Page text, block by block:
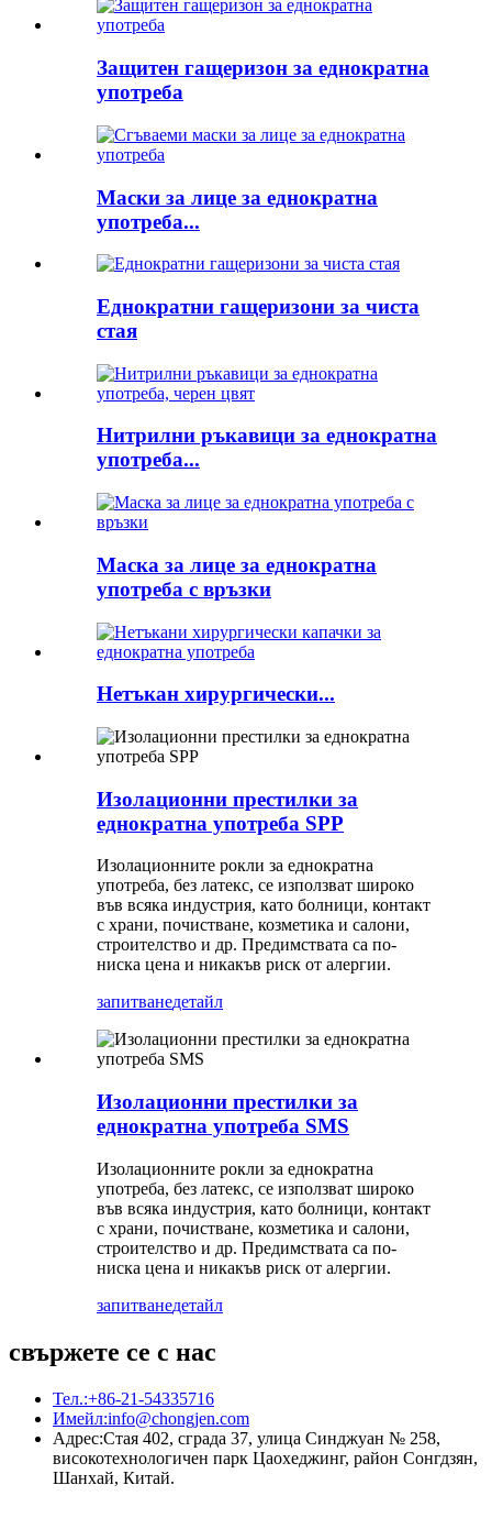
Защитен гащеризон за еднократна
употреба
Маски за лице за еднократна
употреба...
Еднократни гащеризони за чиста
стая
Нитрилни ръкавици за еднократна
употреба...
Маска за лице за еднократна
употреба с връзки
Нетъкан хирургически...
Изолационни престилки за
еднократна употреба SPP
Изолационните рокли за еднократна
употреба, без латекс, се използват широко
във всяка индустрия, като болници, контакт
с храни, почистване, козметика и салони,
строителство и др. Предимствата са по-
ниска цена и никакъв риск от алергии.
запитванедетайл
Изолационни престилки за
еднократна употреба SMS
Изолационните рокли за еднократна
употреба, без латекс, се използват широко
във всяка индустрия, като болници, контакт
с храни, почистване, козметика и салони,
строителство и др. Предимствата са по-
ниска цена и никакъв риск от алергии.
запитванедетайл
свържете се с нас
Тел.:+86-21-54335716
Имейл:info@chongjen.com
Адрес:Стая 402, сграда 37, улица Синджуан № 258,
високотехнологичен парк Цаохеджинг, район Сонгдзян,
Шанхай, Китай.